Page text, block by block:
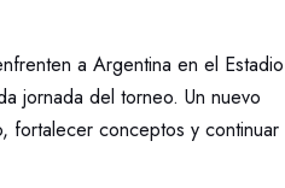
a Argentina en el Estadio
jornada del torneo. Un nuevo
fortalecer conceptos y continuar